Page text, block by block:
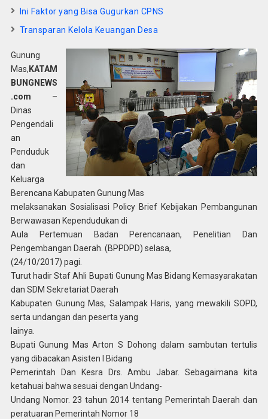
Ini Faktor yang Bisa Gugurkan CPNS
Transparan Kelola Keuangan Desa
Gunung
Mas, KATAM
BUNGNEWS
.com –
Dinas
Pengendali
an
Penduduk
dan
Keluarga
Berencana Kabupaten Gunung Mas
melaksanakan Sosialisasi Policy Brief Kebijakan Pembangunan
Berwawasan Kependudukan di
Aula Pertemuan Badan Perencanaan, Penelitian Dan
Pengembangan Daerah. (BPPDPD) selasa,
(24/10/2017) pagi.
Turut hadir Staf Ahli Bupati Gunung Mas Bidang Kemasyarakatan
dan SDM Sekretariat Daerah
Kabupaten Gunung Mas, Salampak Haris, yang mewakili SOPD,
serta undangan dan peserta yang
lainya.
Bupati Gunung Mas Arton S Dohong dalam sambutan tertulis
yang dibacakan Asisten I Bidang
Pemerintah Dan Kesra Drs. Ambu Jabar. Sebagaimana kita
ketahuai bahwa sesuai dengan Undang-
Undang Nomor. 23 tahun 2014 tentang Pemerintah Daerah dan
peratuaran Pemerintah Nomor 18